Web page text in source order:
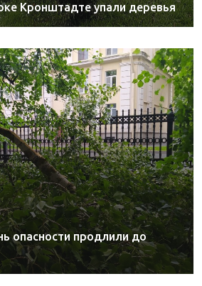
Кронштадте упали деревья
опасности продлили до